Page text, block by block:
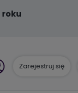
roku
Zarejestruj się